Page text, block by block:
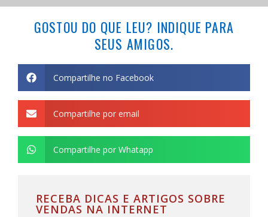
GOSTOU DO QUE LEU? INDIQUE PARA
SEUS AMIGOS.
Compartilhe no Facebook
Compartilhe por email
Compartilhe por Whatapp
RECEBA DICAS E ARTIGOS SOBRE
VENDAS NA INTERNET